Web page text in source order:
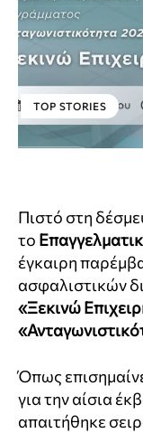
TOP STORIES
Πιστό στη
το
έγκαιρη
ασφαλιστικών
«Ξεκινώ
Όπως
για την αίσια
απαιτήθηκε